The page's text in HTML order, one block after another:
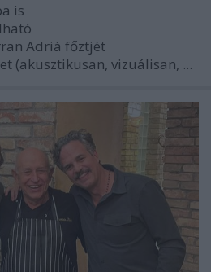
is
Adrià főztjét
(akusztikusan, vizuálisan, ...